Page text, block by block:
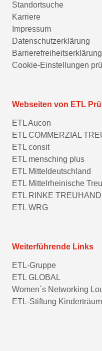
Standortsuche
Karriere
Impressum
Datenschutzerklärung
Barrierefreiheitserklärung
Cookie-Einstellungen
Webseiten von ETL
ETL Aucon
ETL COMMERZIAL
ETL consit
ETL mensching plus
ETL Mitteldeutschland
ETL Mittelrheinische
ETL RINKE TREUHAND
ETL WRG
Weiterführende Links
ETL-Gruppe
ETL GLOBAL
Women´s Networking
ETL-Stiftung